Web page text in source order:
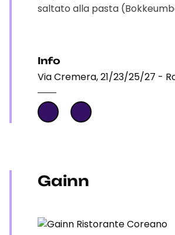
saltato alla pasta
Info
Via Cremera, 21/23/25/27 -
Gainn